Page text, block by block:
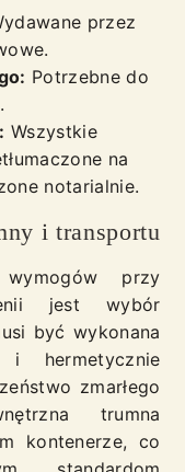
przez
Potrzebne do
Wszystkie
na
notarialnie.
i transportu
przy
jest wybór
być wykonana
i hermetycznie
zmarłego
trumna
kontenerze, co